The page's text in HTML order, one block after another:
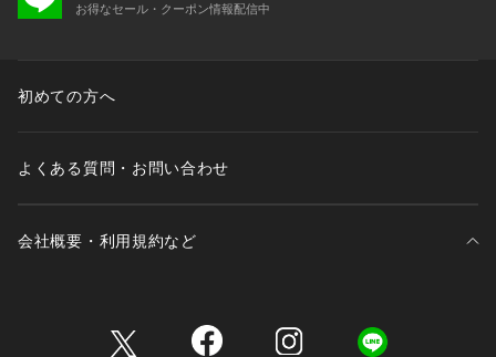
お得なセール・クーポン情報配信中
初めての方へ
よくある質問・お問い合わせ
会社概要・利用規約など